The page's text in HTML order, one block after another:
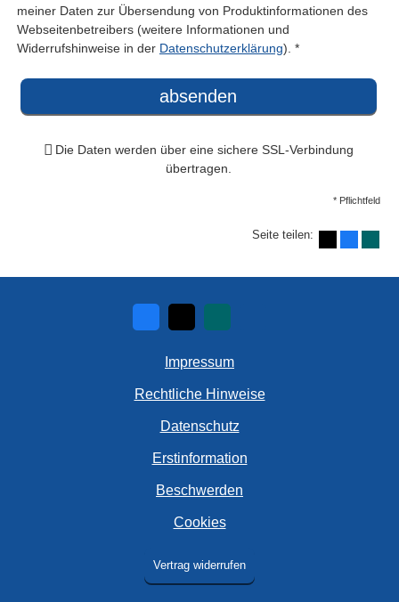
meiner Daten zur Übersendung von Produktinformationen des
Webseitenbetreibers (weitere Informationen und
Widerrufshinweise in der Datenschutzerklärung). *
absenden
Die Daten werden über eine sichere SSL-Verbindung
übertragen.
* Pflichtfeld
Seite teilen:
Impressum
Rechtliche Hinweise
Datenschutz
Erstinformation
Beschwerden
Cookies
Vertrag widerrufen